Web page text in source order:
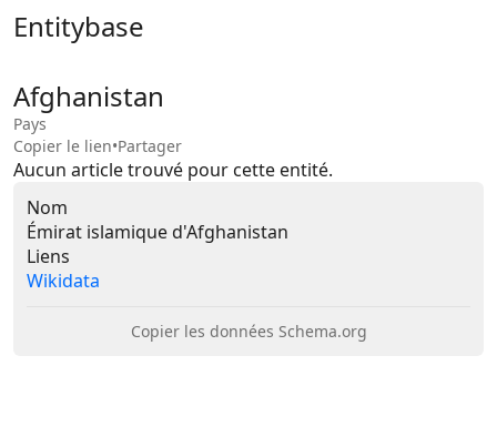
Entitybase
Afghanistan
Pays
Copier le lien•Partager
Aucun article trouvé pour cette entité.
Nom
Émirat islamique d'Afghanistan
Liens
Wikidata
Copier les données Schema.org